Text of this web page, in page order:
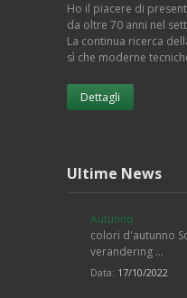
Ho il piacere di
da oltre 70 anni nel
La continua ricerca
sì che moderne
Dettagli
Ultime News
Autunno
colori d'autunno
verandering …
Data: 17/10/2022